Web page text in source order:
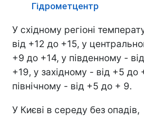
Гідрометцентр
У східному регіоні
від +12 до +15, у
+9 до +14, у південному -
+19, у західному - від +5 до
північному - від +5 до + 9.
У Києві в середу без опадів,